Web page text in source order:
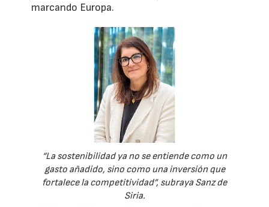
marcando Europa.
“La sostenibilidad ya no se entiende como un
gasto añadido, sino como una inversión que
fortalece la competitividad”, subraya Sanz de
Siria.